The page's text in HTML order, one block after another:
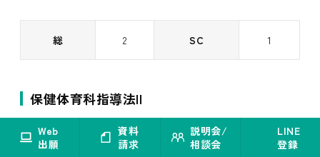
Web
出願
資料
請求
説明会/
相談会
LINE
登録
総 2 SC 1
保健体育科指導法II
会場スクーリング
「保健体育」というと「体育」のイメージが大きいので